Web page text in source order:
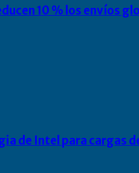
10 % los envíos
de Intel para cargas